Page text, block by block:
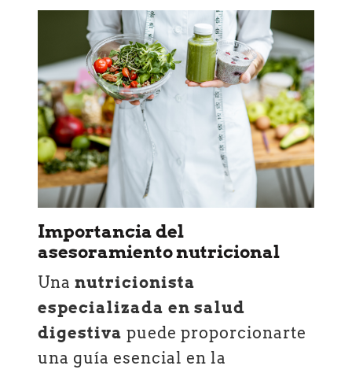
Importancia del
asesoramiento nutricional
Unanutricionista
especializada en salud
digestiva puede proporcionarte
una guía esencial en la